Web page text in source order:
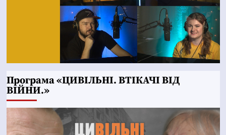
Програма «ЦИВІЛЬНІ. ВТІКАЧІ ВІД
ВІЙНИ.»